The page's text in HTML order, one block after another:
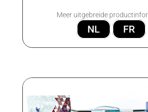
Meer uitgebreide
NL FR